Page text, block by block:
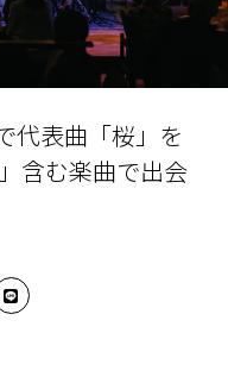
代表曲「桜」を
含む楽曲で出会